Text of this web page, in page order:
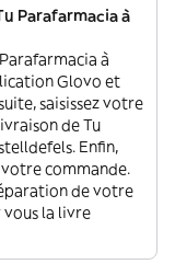
Parafarmacia à
à
Glovo et
saisissez votre
de Tu
Enfin,
commande.
de votre
vous la livre